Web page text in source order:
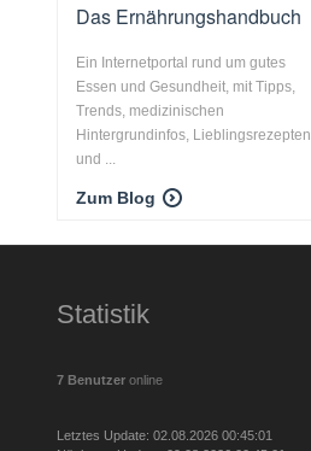
Das Ernährungshandbuch
Ein Internetportal rund um gutes
Essen und Gesundheit, mit Tipps,
Trends, medizinischen
Hintergrundinfos, Lieblingsrezepten
und ...
Zum Blog
Statistik
7 Benutzer online
Letztes Update: 02.08.2026 00:45:01